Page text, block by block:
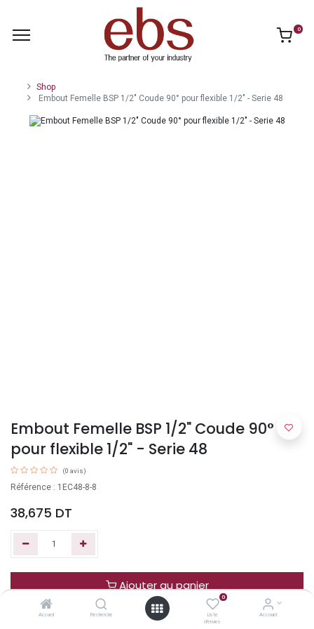
Accueil Recherche
0
Liste
d'envies
Account
0
Shop
Embout Femelle BSP 1/2" Coude 90° pour flexible 1/2" - Serie 48
Embout Femelle BSP 1/2" Coude 90°
pour flexible 1/2" - Serie 48
(0 avis)
Référence : 1EC48-8-8
38,675 DT
Ajouter au panier
Acheter maintenant